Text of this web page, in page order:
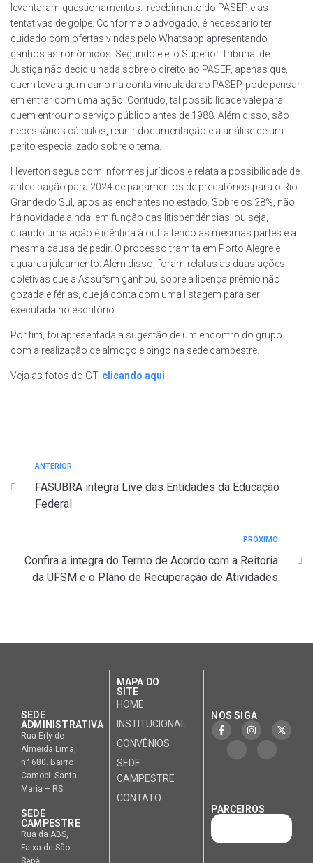
levantaram questionamentos: recebimento do PASEP e as
tentativas de golpe. Conforme o advogado, é necessário ter
cuidado com ofertas vindas pelo Whatsapp apresentando
ganhos astronômicos. Segundo ele, o Superior Tribunal de
Justiça não decidiu nada sobre o direito ao PASEP, apenas que,
quem teve algum dano na conta vinculada ao PASEP, pode pensar
em entrar com uma ação. Contudo, tal possibilidade vale para
quem entrou no serviço público antes de 1988. Além disso, são
necessários cálculos, reunir documentação e a análise de um
perito especializado sobre o tema.
Heverton segue com informes jurídicos e relata a possibilidade de
antecipação para 2024 de pagamentos de precatórios para o Rio
Grande do Sul, após as enchentes no estado. Sobre os 28%, não
há novidade ainda, em função das litispendências, ou seja,
quando uma ação é idêntica à outra tendo as mesmas partes e a
mesma causa de pedir. O processo tramita em Porto Alegre e
aguarda julgamento. Além disso, foram relatas as duas ações
coletivas que a Assufsm ganhou, sobre a licença prêmio não
gozada e férias, que já conta com uma listagem para ser
executada no escritório.
Por fim, foi apresentada a sugestão de um encontro do grupo
com a realização de almoço e bingo na sede campestre.
Veja as fotos do GT, clicando aqui.
ANTERIOR
FASUBRA integra Live das Entidades da Educação
Federal
PRÓXIMO
Confira a integra do Termo de Acordo com a Reitoria
da UFSM e o Plano de Recuperação de Atividades
SEDE
ADMINISTRATIVA
Rua Erly de
Almeida Lima,
n° 680. Bairro
Camobi. Santa
Maria – RS
SEDE
CAMPESTRE
Rua da ABS,
Faixa de São
MAPA DO
SITE
HOME
INSTITUCIONAL
CONVÊNIOS
SEDE
CAMPESTRE
CONTATO
NOS SIGA
PARCEIROS